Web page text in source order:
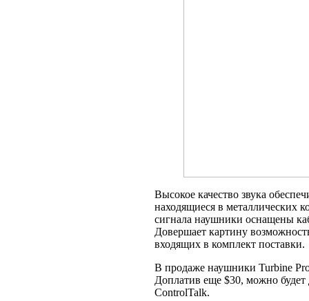
Высокое качество звука
находящиеся в металлических
сигнала наушники оснащены
Довершает картину
входящих в комплект поставки.
В продаже наушники Turbine
Доплатив еще $30, можно
ControlTalk.